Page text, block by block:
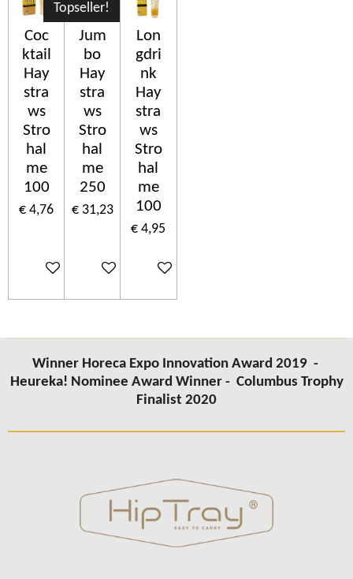
Coc
ktail
Hay
stra
ws
Stro
hal
me
100
€ 4,76
In winkelwagen
Topseller!
Jum
bo
Hay
stra
ws
Stro
hal
me
250
€ 31,23
In winkelwagen
Lon
gdri
nk
Hay
stra
ws
Stro
hal
me
100
€ 4,95
In winkelwagen
Winner Horeca Expo Innovation Award 2019 -
Heureka! Nominee Award Winner - Columbus Trophy
Finalist 2020